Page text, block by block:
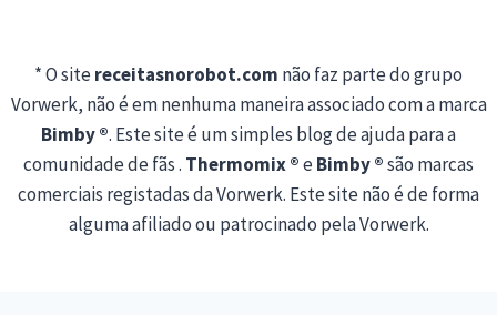
* O sitereceitasnorobot.com não faz parte do grupo
Vorwerk, não é em nenhuma maneira associado com a marca
Bimby ®. Este site é um simples blog de ajuda para a
comunidade de fãs . Thermomix ®eBimby ®são marcas
comerciais registadas da Vorwerk. Este site não é de forma
alguma afiliado ou patrocinado pela Vorwerk.